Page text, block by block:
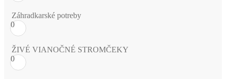
Záhradkarské potreby
0
ŽIVÉ VIANOČNÉ STROMČEKY
0